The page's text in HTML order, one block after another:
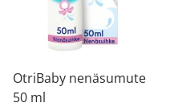
OtriBaby nenäsumute
50 ml